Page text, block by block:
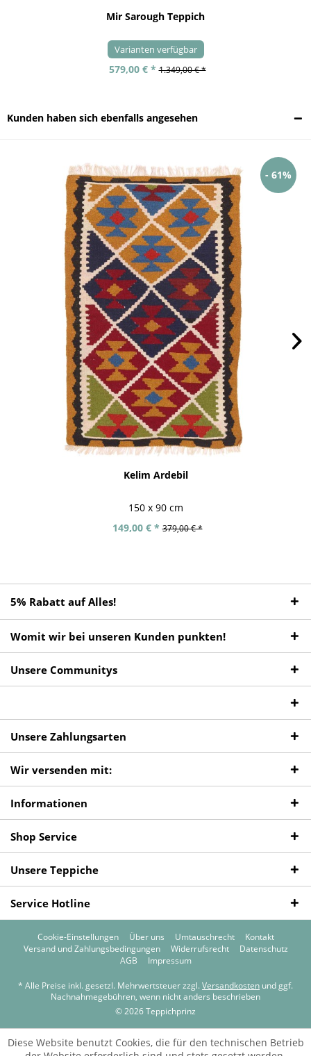
Mir Sarough Teppich
Varianten verfügbar
579,00 € * 1.349,00 € *
Kunden haben sich ebenfalls angesehen
- 61%
Kelim Ardebil
150 x 90 cm
149,00 € * 379,00 € *
5% Rabatt auf Alles!
Womit wir bei unseren Kunden punkten!
Unsere Communitys
Unsere Zahlungsarten
Wir versenden mit:
Informationen
Shop Service
Unsere Teppiche
Service Hotline
Cookie-Einstellungen Über uns Umtauschrecht
Kontakt
Versand und Zahlungsbedingungen
Widerrufsrecht
Datenschutz
AGB
Impressum
* Alle Preise inkl. gesetzl. Mehrwertsteuer zzgl. Versandkosten und ggf.
Nachnahmegebühren, wenn nicht anders beschrieben
© 2026 Teppichprinz
Diese Website benutzt Cookies, die für den technischen Betrieb